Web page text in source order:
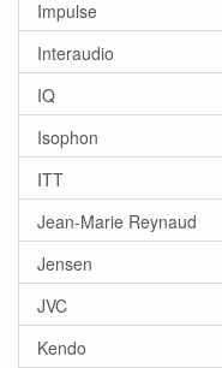
Impulse
Interaudio
IQ
Isophon
ITT
Jean-Marie Reynaud
Jensen
JVC
Kendo